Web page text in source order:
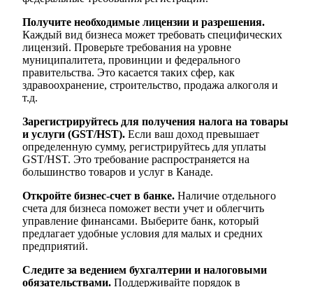
Получите необходимые лицензии и разрешения.
Каждый вид бизнеса может требовать специфических
лицензий. Проверьте требования на уровне
муниципалитета, провинции и федерального
правительства. Это касается таких сфер, как
здравоохранение, строительство, продажа алкоголя и
т.д.
Зарегистрируйтесь для получения налога на товары
и услуги (GST/HST). Если ваш доход превышает
определенную сумму, регистрируйтесь для уплаты
GST/HST. Это требование распространяется на
большинство товаров и услуг в Канаде.
Откройте бизнес-счет в банке. Наличие отдельного
счетa для бизнеса поможет вести учет и облегчить
управление финансами. Выберите банк, который
предлагает удобные условия для малых и средних
предприятий.
Следите за ведением бухгалтерии и налоговыми
обязательствами. Поддерживайте порядок в